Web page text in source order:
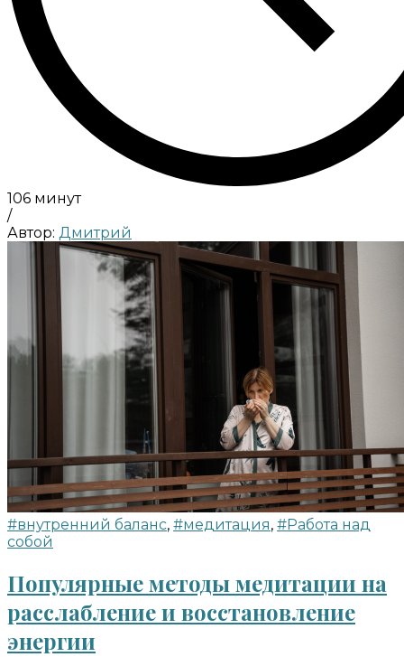
106 минут
/
Автор: Дмитрий
#внутренний баланс, #медитация, #Работа над
собой
Популярные методы медитации на
расслабление и восстановление
энергии